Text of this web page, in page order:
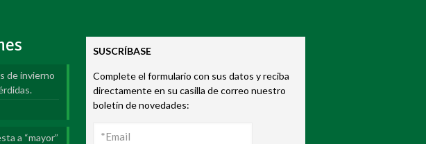
de invierno
a “mayor”
SUSCRÍBASE
Complete el formulario con sus datos y reciba
directamente en su casilla de correo nuestro
boletín de novedades: